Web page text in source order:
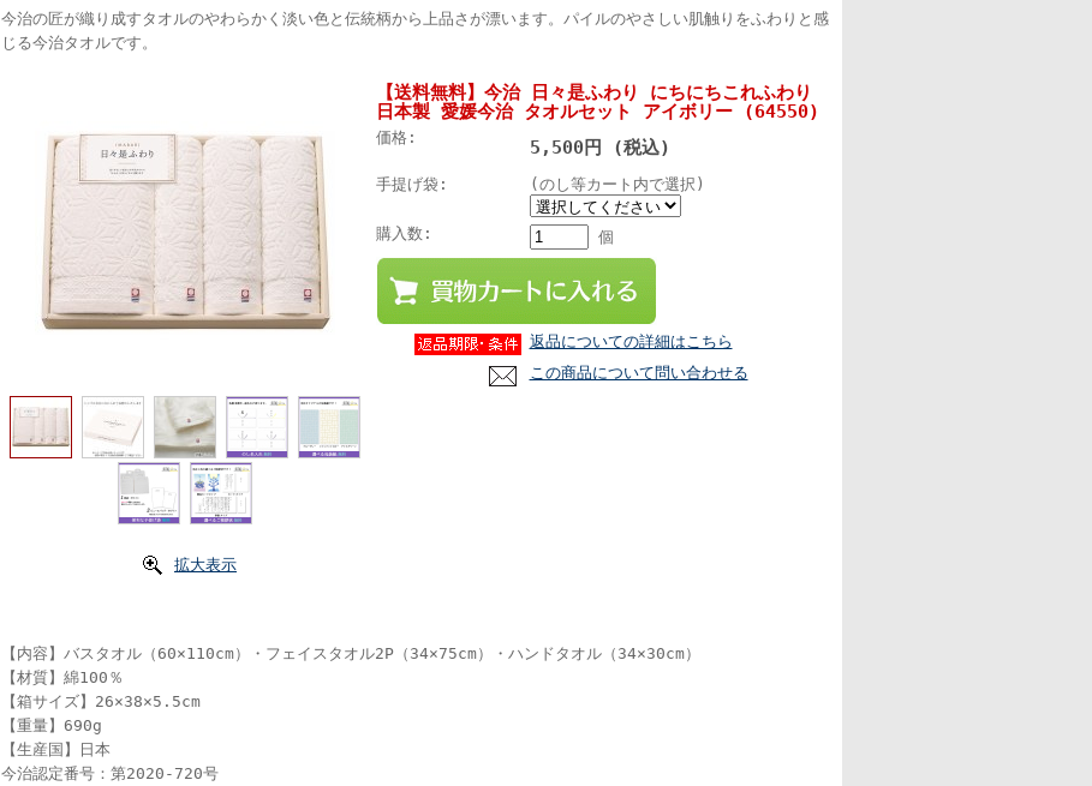
今治の匠が織り成すタオルのやわらかく淡い色と伝統柄から上品さが漂います。パイルのやさしい肌触りをふわりと感
じる今治タオルです。
拡大表示
【送料無料】今治 日々是ふわり にちにちこれふわり
日本製 愛媛今治 タオルセット アイボリー (64550)
価格: 5,500円 (税込)
手提げ袋: (のし等カート内で選択)
購入数: 個
返品についての詳細はこちら
この商品について問い合わせる
【内容】バスタオル（60×110cm）・フェイスタオル2P（34×75cm）・ハンドタオル（34×30cm）
【材質】綿100％
【箱サイズ】26×38×5.5cm
【重量】690g
【生産国】日本
今治認定番号：第2020-720号